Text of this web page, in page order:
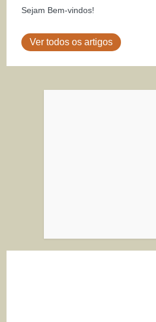
Sejam Bem-vindos!
Ver todos os artigos